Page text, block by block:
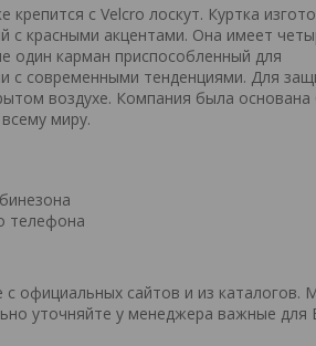
крепится с Velcro лоскут. Куртка
с красными акцентами. Она имеет
один карман приспособленный для
с современными тенденциями. Для
воздухе. Компания была основана
миру.
телефона
официальных сайтов и из каталогов.
уточняйте у менеджера важные для